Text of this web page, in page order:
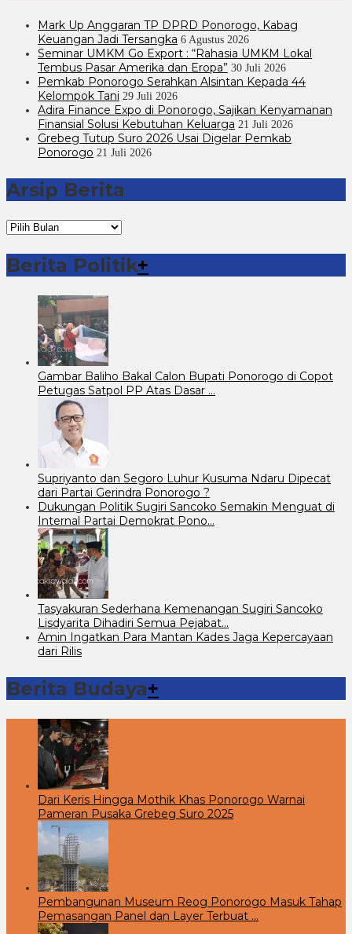
Mark Up Anggaran TP DPRD Ponorogo, Kabag
Keuangan Jadi Tersangka 6 Agustus 2026
Seminar UMKM Go Export : “Rahasia UMKM Lokal
Tembus Pasar Amerika dan Eropa” 30 Juli 2026
Pemkab Ponorogo Serahkan Alsintan Kepada 44
Kelompok Tani 29 Juli 2026
Adira Finance Expo di Ponorogo, Sajikan Kenyamanan
Finansial Solusi Kebutuhan Keluarga 21 Juli 2026
Grebeg Tutup Suro 2026 Usai Digelar Pemkab
Ponorogo 21 Juli 2026
Arsip Berita
Arsip
Berita
Berita Politik+
Gambar Baliho Bakal Calon Bupati Ponorogo di Copot
Petugas Satpol PP Atas Dasar …
Supriyanto dan Segoro Luhur Kusuma Ndaru Dipecat
dari Partai Gerindra Ponorogo ?
Dukungan Politik Sugiri Sancoko Semakin Menguat di
Internal Partai Demokrat Pono…
Tasyakuran Sederhana Kemenangan Sugiri Sancoko
Lisdyarita Dihadiri Semua Pejabat…
Amin Ingatkan Para Mantan Kades Jaga Kepercayaan
dari Rilis
Berita Budaya+
Dari Keris Hingga Mothik Khas Ponorogo Warnai
Pameran Pusaka Grebeg Suro 2025
Pembangunan Museum Reog Ponorogo Masuk Tahap
Pemasangan Panel dan Layer Terbuat …